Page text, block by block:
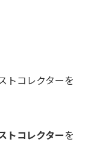
トコレクターを
トコレクターを